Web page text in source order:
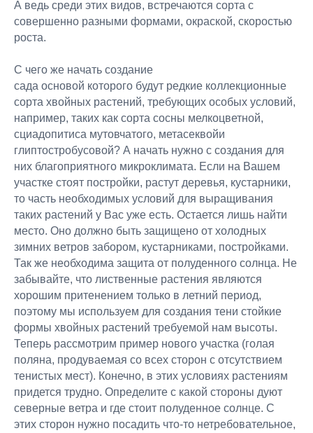
А ведь среди этих видов, встречаются сорта с
совершенно разными формами, окраской, скоростью
роста.
С чего же начать создание
сада основой которого будут редкие коллекционные
сорта хвойных растений, требующих особых условий,
например, таких как сорта сосны мелкоцветной,
сциадопитиса мутовчатого, метасеквойи
глиптостробусовой? А начать нужно с создания для
них благоприятного микроклимата. Если на Вашем
участке стоят постройки, растут деревья, кустарники,
то часть необходимых условий для выращивания
таких растений у Вас уже есть. Остается лишь найти
место. Оно должно быть защищено от холодных
зимних ветров забором, кустарниками, постройками.
Так же необходима защита от полуденного солнца. Не
забывайте, что лиственные растения являются
хорошим притенением только в летний период,
поэтому мы используем для создания тени стойкие
формы хвойных растений требуемой нам высоты.
Теперь рассмотрим пример нового участка (голая
поляна, продуваемая со всех сторон с отсутствием
тенистых мест). Конечно, в этих условиях растениям
придется трудно. Определите с какой стороны дуют
северные ветра и где стоит полуденное солнце. С
этих сторон нужно посадить что-то нетребовательное,